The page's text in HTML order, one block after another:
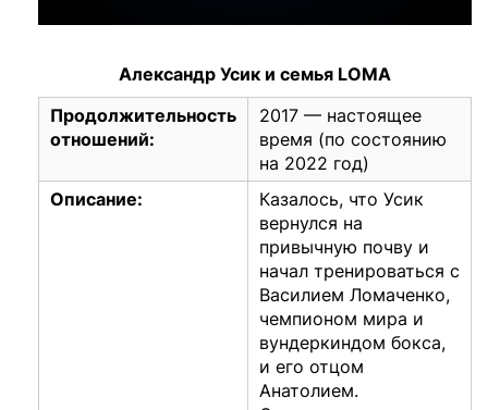
Александр Усик и семья LOMA
Продолжительность
отношений:
2017 — настоящее
время (по состоянию
на 2022 год)
Описание:
Казалось, что Усик
вернулся на
привычную почву и
начал тренироваться с
Василием Ломаченко,
чемпионом мира и
вундеркиндом бокса,
и его отцом
Анатолием.